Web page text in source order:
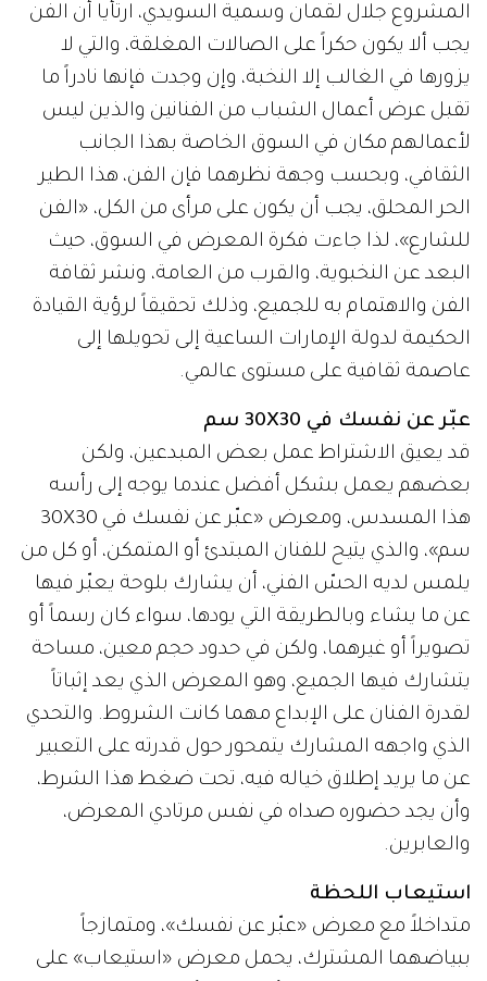
المشروع جلال لقمان وسمية السويدي، ارتأيا أن الفن
يجب ألا يكون حكراً على الصالات المغلقة، والتي لا
يزورها في الغالب إلا النخبة، وإن وجدت فإنها نادراً ما
تقبل عرض أعمال الشباب من الفنانين والذين ليس
لأعمالهم مكان في السوق الخاصة بهذا الجانب
الثقافي، وبحسب وجهة نظرهما فإن الفن، هذا الطير
الحر المحلق، يجب أن يكون على مرأى من الكل، «الفن
للشارع»، لذا جاءت فكرة المعرض في السوق، حيث
البعد عن النخبوية، والقرب من العامة، ونشر ثقافة
الفن والاهتمام به للجميع، وذلك تحقيقاً لرؤية القيادة
الحكيمة لدولة الإمارات الساعية إلى تحويلها إلى
عاصمة ثقافية على مستوى عالمي.
عبّر عن نفسك في 30X30 سم
قد يعيق الاشتراط عمل بعض المبدعين، ولكن
بعضهم يعمل بشكل أفضل عندما يوجه إلى رأسه
هذا المسدس، ومعرض «عبّر عن نفسك في 30X30
سم»، والذي يتيح للفنان المبتدئ أو المتمكن، أو كل من
يلمس لديه الحسّ الفني، أن يشارك بلوحة يعبّر فيها
عن ما يشاء وبالطريقة التي يودها، سواء كان رسماً أو
تصويراً أو غيرهما، ولكن في حدود حجم معين، مساحة
يتشارك فيها الجميع، وهو المعرض الذي يعد إثباتاً
لقدرة الفنان على الإبداع مهما كانت الشروط. والتحدي
الذي واجهه المشارك يتمحور حول قدرته على التعبير
عن ما يريد إطلاق خياله فيه، تحت ضغط هذا الشرط،
وأن يجد حضوره صداه في نفس مرتادي المعرض،
والعابرين.
استيعاب اللحظة
متداخلاً مع معرض «عبّر عن نفسك»، ومتمازجاً
ببياضهما المشترك، يحمل معرض «استيعاب» على